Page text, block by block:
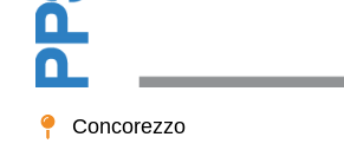
Concorezzo